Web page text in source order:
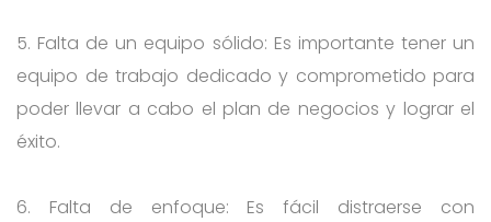
5. Falta de un equipo sólido: Es importante tener un
equipo de trabajo dedicado y comprometido para
poder llevar a cabo el plan de negocios y lograr el
éxito.
6. Falta de enfoque: Es fácil distraerse con